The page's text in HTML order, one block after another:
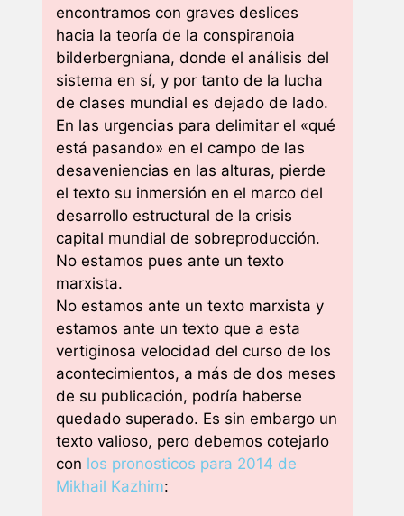
encontramos con graves deslices
hacia la teoría de la conspiranoia
bilderbergniana, donde el análisis del
sistema en sí, y por tanto de la lucha
de clases mundial es dejado de lado.
En las urgencias para delimitar el «qué
está pasando» en el campo de las
desaveniencias en las alturas, pierde
el texto su inmersión en el marco del
desarrollo estructural de la crisis
capital mundial de sobreproducción.
No estamos pues ante un texto
marxista.
No estamos ante un texto marxista y
estamos ante un texto que a esta
vertiginosa velocidad del curso de los
acontecimientos, a más de dos meses
de su publicación, podría haberse
quedado superado. Es sin embargo un
texto valioso, pero debemos cotejarlo
con los pronosticos para 2014 de
Mikhail Kazhim: